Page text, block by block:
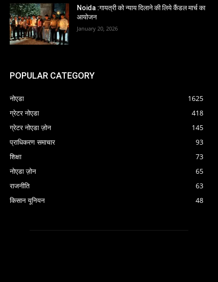
Noida :गायत्री को न्याय दिलाने की लिये कैंडल मार्च का
आयोजन
January 20, 2026
POPULAR CATEGORY
नोएडा
1625
ग्रेटर नोएडा
418
ग्रेटर नोएडा ज़ोन
145
प्राधिकरण समाचार
93
शिक्षा
73
नोएडा ज़ोन
65
राजनीति
63
किसान यूनियन
48